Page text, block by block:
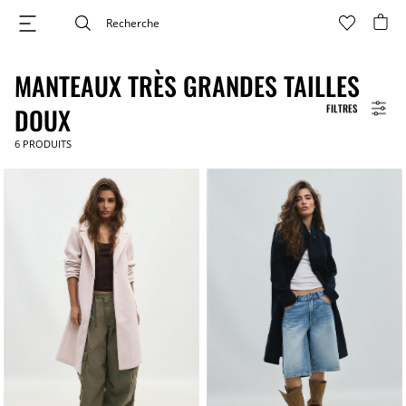
FILTRES
MANTEAUX TRÈS GRANDES TAILLES
DOUX
6 PRODUITS